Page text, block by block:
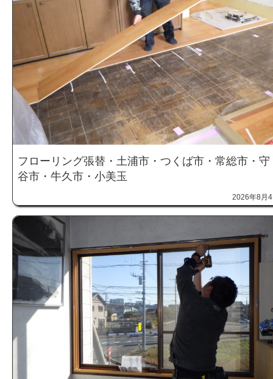
フローリング張替・土浦市・つくば市・常総市・守
谷市・牛久市・小美玉
2026年8月